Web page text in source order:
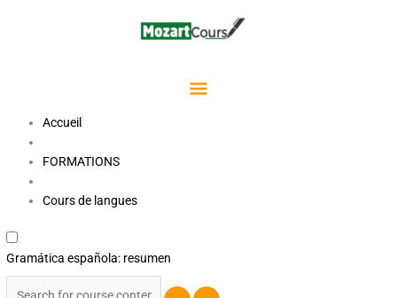
Menu
Accueil
FORMATIONS
Cours de langues
Gramática española: resumen